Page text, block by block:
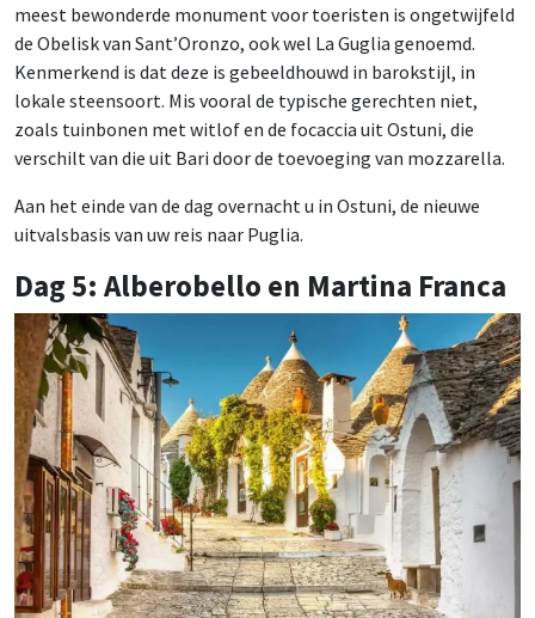
meest bewonderde monument voor toeristen is ongetwijfeld
de Obelisk van Sant’Oronzo, ook wel La Guglia genoemd.
Kenmerkend is dat deze is gebeeldhouwd in barokstijl, in
lokale steensoort. Mis vooral de typische gerechten niet,
zoals tuinbonen met witlof en de focaccia uit Ostuni, die
verschilt van die uit Bari door de toevoeging van mozzarella.
Aan het einde van de dag overnacht u in Ostuni, de nieuwe
uitvalsbasis van uw reis naar Puglia.
Dag 5: Alberobello en Martina Franca